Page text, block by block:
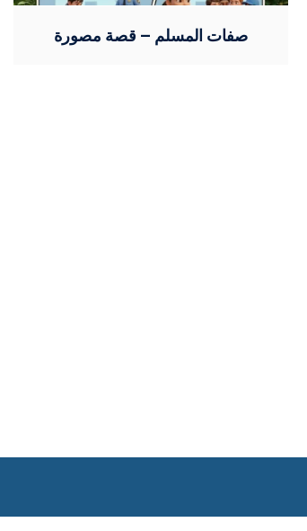
صفات المسلم – قصة مصورة